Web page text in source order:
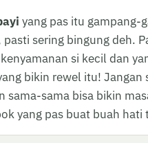
yang pas itu gampang-
sering bingung deh.
si kecil dan
bikin rewel itu!
sama-sama bisa bikin
yang pas buat buah hati